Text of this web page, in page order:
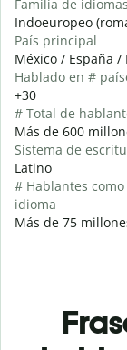
Familia de idiomas
Indoeuropeo
País principal
México / España /
Hablado en #
+30
# Total de
Más de 600
Sistema de
Latino
# Hablantes
idioma
Más de 75